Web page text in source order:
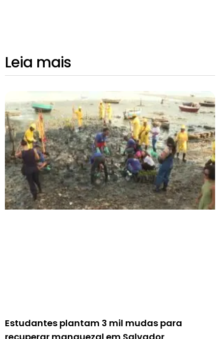
Leia mais
Estudantes plantam 3 mil mudas para